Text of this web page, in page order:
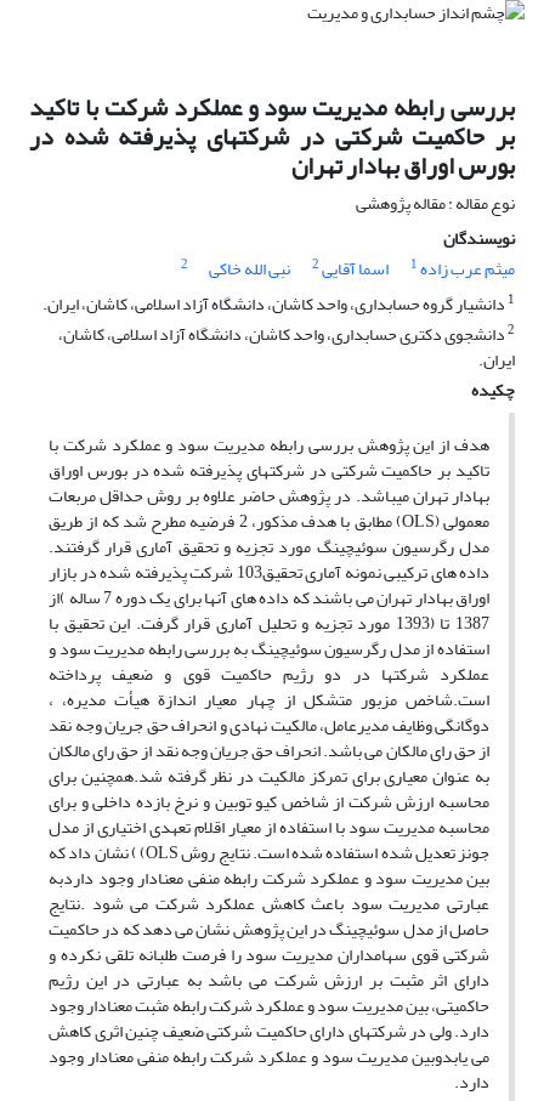
بررسی رابطه مدیریت سود و عملکرد شرکت با تاکید
بر حاکمیت شرکتی در شرکتهای پذیرفته شده در
بورس اوراق بهادار تهران
نوع مقاله : مقاله پژوهشی
نویسندگان
میثم عرب زاده1 اسما آقایی2 نبی الله خاکی
2
1 دانشیار گروه حسابداری، واحد کاشان، دانشگاه آزاد اسلامی، کاشان، ایران.
2دانشجوی دکتری حسابداری، واحد کاشان، دانشگاه آزاد اسلامی، کاشان،
ایران.
چکیده
هدف از این پژوهش بررسی رابطه مدیریت سود و عملکرد شرکت با
تاکید بر حاکمیت شرکتی در شرکتهای پذیرفته شده در بورس اوراق
بهادار تهران میباشد. در پژوهش حاضر علاوه بر روش حداقل مربعات
معمولی (OLS) مطابق با هدف مذکور، 2 فرضیه مطرح شد که از طریق
مدل رگرسیون سوئیچینگ مورد تجزیه و تحقیق آماری قرار گرفتند.
داده های ترکیبی نمونه آماری تحقیق103 شرکت پذیرفته شده در بازار
اوراق بهادار تهران می باشند که داده های آنها برای یک دوره 7 ساله )از
1387 تا (1393 مورد تجزیه و تحلیل آماری قرار گرفت. این تحقیق با
استفاده از مدل رگرسیون سوئیچینگ به بررسی رابطه مدیریت سود و
عملکرد شرکتها در دو رژیم حاکمیت قوی و ضعیف پرداخته
است.شاخص مزبور متشکل از چهار معیار اندازة هیأت مدیره، ،
دوگانگی وظایف مدیرعامل، مالکیت نهادی و انحراف حق جریان وجه نقد
از حق رای مالکان می باشد. انحراف حق جریان وجه نقد از حق رای مالکان
به عنوان معیاری برای تمرکز مالکیت در نظر گرفته شد.همچنین برای
محاسبه ارزش شرکت از شاخص کیو توبین و نرخ بازده داخلی و برای
محاسبه مدیریت سود با استفاده از معیار اقلام تعهدی اختیاری از مدل
جونز تعدیل شده استفاده شده است. نتایج روش OLS) ) نشان داد که
بین مدیریت سود و عملکرد شرکت رابطه منفی معنادار وجود داردبه
عبارتی مدیریت سود باعث کاهش عملکرد شرکت می شود .نتایج
حاصل از مدل سوئیچینگ در این پژوهش نشان می دهد که در حاکمیت
شرکتی قوی سهامداران مدیریت سود را فرصت طلبانه تلقی نکرده و
دارای اثر مثبت بر ارزش شرکت می باشد به عبارتی در این رژیم
حاکمیتی، بین مدیریت سود و عملکرد شرکت رابطه مثبت معنادار وجود
دارد. ولی در شرکتهای دارای حاکمیت شرکتی ضعیف چنین اثری کاهش
می یابدوبین مدیریت سود و عملکرد شرکت رابطه منفی معنادار وجود
دارد.